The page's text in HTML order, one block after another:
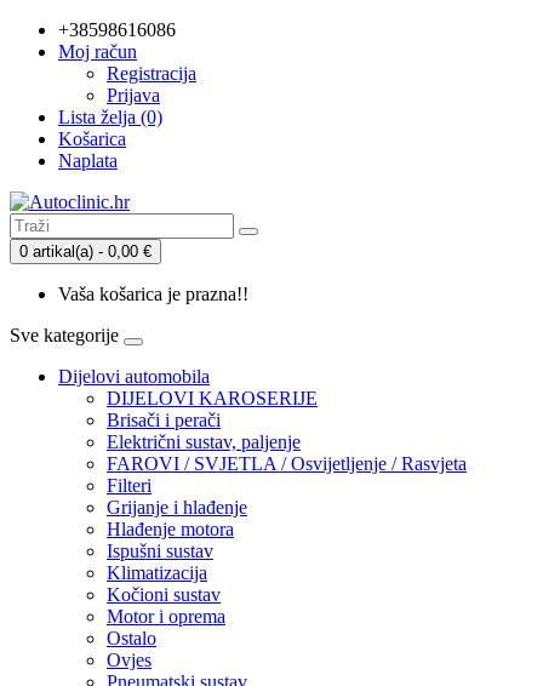
+38598616086
Moj račun
Registracija
Prijava
Lista želja (0)
Košarica
Naplata
0 artikal(a) - 0,00 €
Vaša košarica je prazna!!
Sve kategorije
Dijelovi automobila
DIJELOVI KAROSERIJE
Brisači i perači
Električni sustav, paljenje
FAROVI / SVJETLA / Osvijetljenje / Rasvjeta
Filteri
Grijanje i hlađenje
Hlađenje motora
Ispušni sustav
Klimatizacija
Kočioni sustav
Motor i oprema
Ostalo
Ovjes
Pneumatski sustav